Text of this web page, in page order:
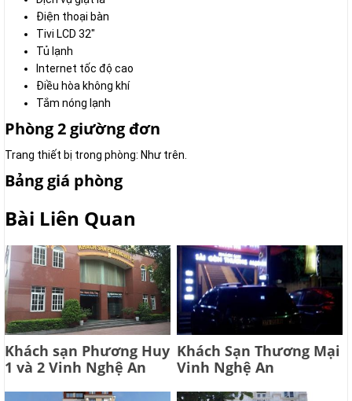
Điện thoại bàn
Tivi LCD 32"
Tủ lạnh
Internet tốc độ cao
Điều hòa không khí
Tắm nóng lạnh
Phòng 2 giường đơn
Trang thiết bị trong phòng: Như trên.
Bảng giá phòng
Bài Liên Quan
Khách sạn Phương Huy
1 và 2 Vinh Nghệ An
Khách Sạn Thương Mại
Vinh Nghệ An